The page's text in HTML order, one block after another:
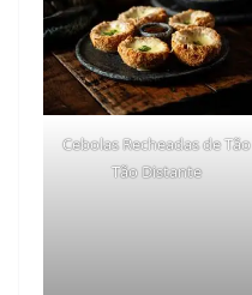
Cebolas Recheadas de Tão
Tão Distante